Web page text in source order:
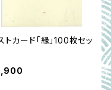
トカード「縁」100枚セッ